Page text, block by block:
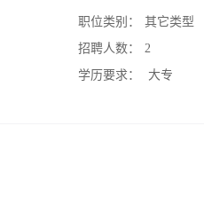
职位类别：
其它类型
招聘人数：
2
学历要求：
大专